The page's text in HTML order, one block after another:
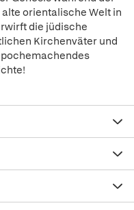
orientalische Welt in
die jüdische
Kirchenväter und